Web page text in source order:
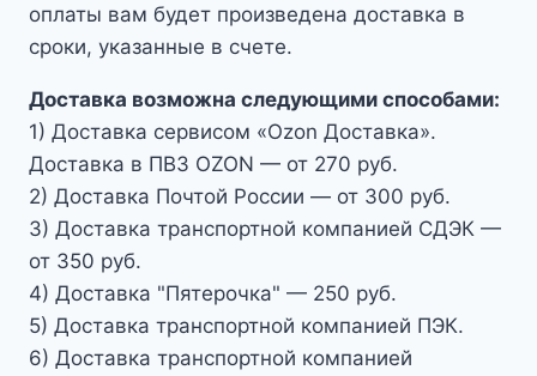
оплаты вам будет произведена доставка в
сроки, указанные в счете.
Доставка возможна следующими способами:
1) Доставка сервисом «Ozon Доставка».
Доставка в ПВЗ OZON — от 270 руб.
2) Доставка Почтой России — от 300 руб.
3) Доставка транспортной компанией СДЭК —
от 350 руб.
4) Доставка "Пятерочка" — 250 руб.
5) Доставка транспортной компанией ПЭК.
6) Доставка транспортной компанией